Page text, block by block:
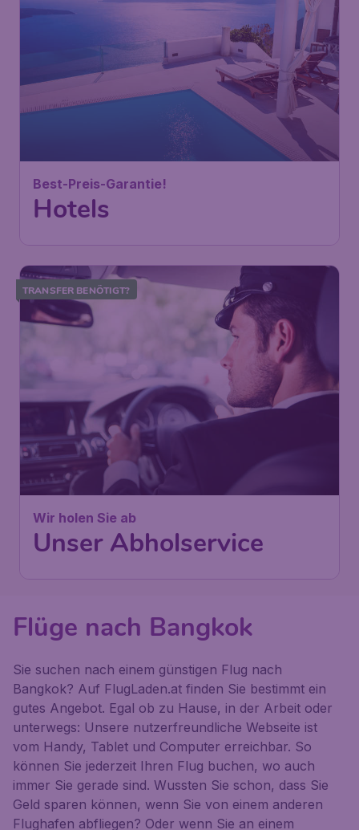
Best-Preis-Garantie!
Hotels
TRANSFER BENÖTIGT?
Wir holen Sie ab
Unser Abholservice
Flüge nach Bangkok
Sie suchen nach einem günstigen Flug nach
Bangkok? Auf FlugLaden.at finden Sie bestimmt ein
gutes Angebot. Egal ob zu Hause, in der Arbeit oder
unterwegs: Unsere nutzerfreundliche Webseite ist
vom Handy, Tablet und Computer erreichbar. So
können Sie jederzeit Ihren Flug buchen, wo auch
immer Sie gerade sind. Wussten Sie schon, dass Sie
Geld sparen können, wenn Sie von einem anderen
Flughafen abfliegen? Oder wenn Sie an einem